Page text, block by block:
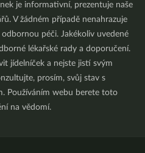
je informativní, prezentuje naše
V žádném případě nenahrazuje
péči. Jakékoliv uvedené
lékařské rady a doporučení.
jídelníček a nejste jistí svým
prosím, svůj stav s
Používáním webu berete toto
na vědomí.